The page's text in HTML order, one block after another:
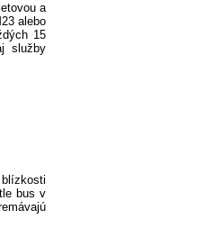
a
alebo
15
služby
bus v